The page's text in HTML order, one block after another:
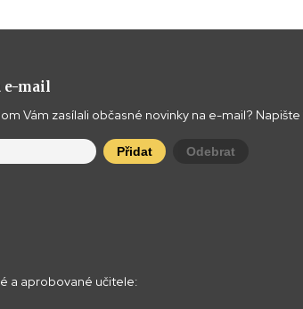
e-mail
Vám zasílali občasné novinky na e-mail?
Přidat Odebrat
a aprobované učitele: